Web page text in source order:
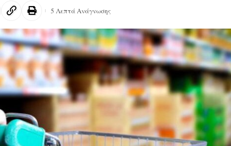
5 Λεπτά Ανάγνωσης